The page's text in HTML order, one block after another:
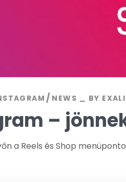
NEWS BY
–
a Reels és Shop